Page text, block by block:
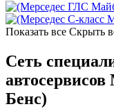
Показать все Скрыть
Сеть
Бенс)